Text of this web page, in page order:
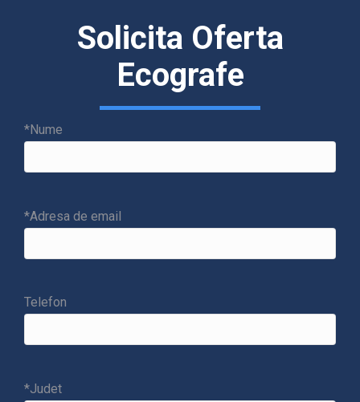
Solicita Oferta
Ecografe
*Nume
*Adresa de email
Telefon
*Judet